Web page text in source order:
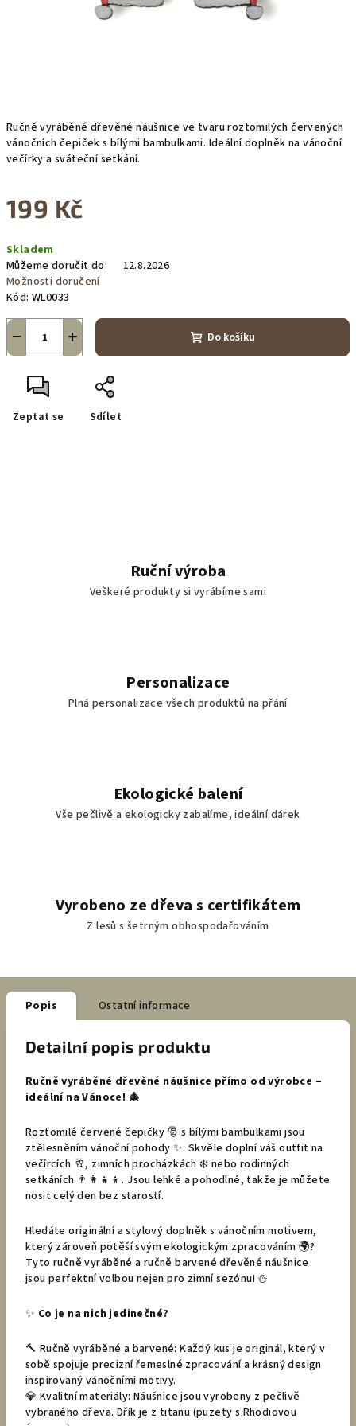
Ručně vyráběné dřevěné náušnice ve tvaru roztomilých červených
vánočních čepiček s bílými bambulkami. Ideální doplněk na vánoční
večírky a sváteční setkání.
199 Kč
cena:
Skladem
Můžeme doručit do:
12.8.2026
Možnosti doručení
Kód: WL0033
+
− Do košíku
Zeptat se Sdílet
Ruční výroba
Veškeré produkty si vyrábíme sami
Personalizace
Plná personalizace všech produktů na přání
Ekologické balení
Vše pečlivě a ekologicky zabalíme, ideální dárek
Vyrobeno ze dřeva s certifikátem
Z lesů s šetrným obhospodařováním
Popis Ostatní informace
Detailní popis produktu
Ručně vyráběné dřevěné náušnice přímo od výrobce –
ideální na Vánoce! 🎄
Roztomilé červené čepičky 🎅 s bílými bambulkami jsou
ztělesněním vánoční pohody ✨. Skvěle doplní váš outfit na
večírcích 🥂, zimních procházkách ❄️ nebo rodinných
setkáních 👨‍👩‍👧‍👦. Jsou lehké a pohodlné, takže je můžete
nosit celý den bez starostí.
Hledáte originální a stylový doplněk s vánočním motivem,
který zároveň potěší svým ekologickým zpracováním 🌍?
Tyto ručně vyráběné a ručně barvené dřevěné náušnice
jsou perfektní volbou nejen pro zimní sezónu! ⛄️
✨ Co je na nich jedinečné?
🔨 Ručně vyráběné a barvené: Každý kus je originál, který v
sobě spojuje precizní řemeslné zpracování a krásný design
inspirovaný vánočními motivy.
💎 Kvalitní materiály: Náušnice jsou vyrobeny z pečlivě
vybraného dřeva. Dřík je z titanu (puzety s Rhodiovou